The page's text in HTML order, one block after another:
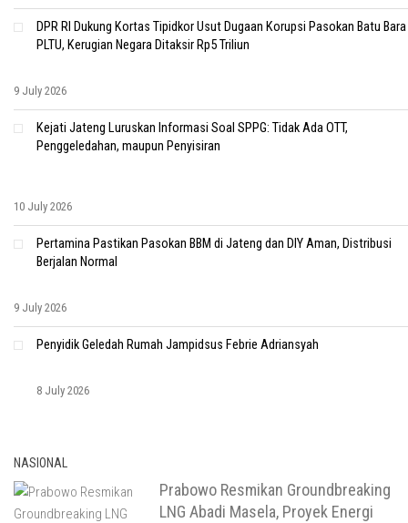
DPR RI Dukung Kortas Tipidkor Usut Dugaan Korupsi Pasokan Batu Bara
PLTU, Kerugian Negara Ditaksir Rp5 Triliun
9 July 2026
Kejati Jateng Luruskan Informasi Soal SPPG: Tidak Ada OTT,
Penggeledahan, maupun Penyisiran
10 July 2026
Pertamina Pastikan Pasokan BBM di Jateng dan DIY Aman, Distribusi
Berjalan Normal
9 July 2026
Penyidik Geledah Rumah Jampidsus Febrie Adriansyah
8 July 2026
NASIONAL
Prabowo Resmikan Groundbreaking
LNG Abadi Masela, Proyek Energi